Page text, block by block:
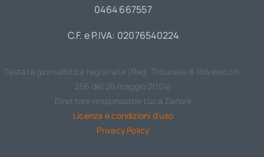
0464 667557
C.F. e P.IVA: 02076540224
Testata giornalistica registrata (Reg. Tribunale di Rovereto n.
256 del 26 maggio 2004)
Direttore responsabile Luca Zanoni
Licenza e condizioni d’uso
Privacy Policy